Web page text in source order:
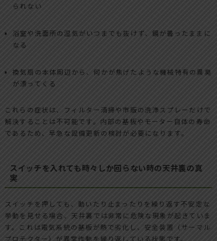
られない
浴室や洗面所の湿気がいつまでも抜けず、鏡が曇ったままに
なる
換気扇の本体周辺から、何かが焦げたような機械特有の異臭
が漂ってくる
これらの症状は、フィルター清掃や市販の洗浄スプレーだけで
解決することは不可能です。内部の基板やモーター自体の寿命
であるため、早急な設備更新の検討が必要になります。
スイッチを入れても時々しか回らない時の天井裏の真
実
スイッチを押しても、動いたり止まったりを繰り返す不安定な
挙動を見せる場合、天井裏では非常に危険な現象が起きていま
す。これは電気系統の基板が熱で劣化し、安全装置（サーマル
プロテクター）が異常作動を繰り返している状態です。